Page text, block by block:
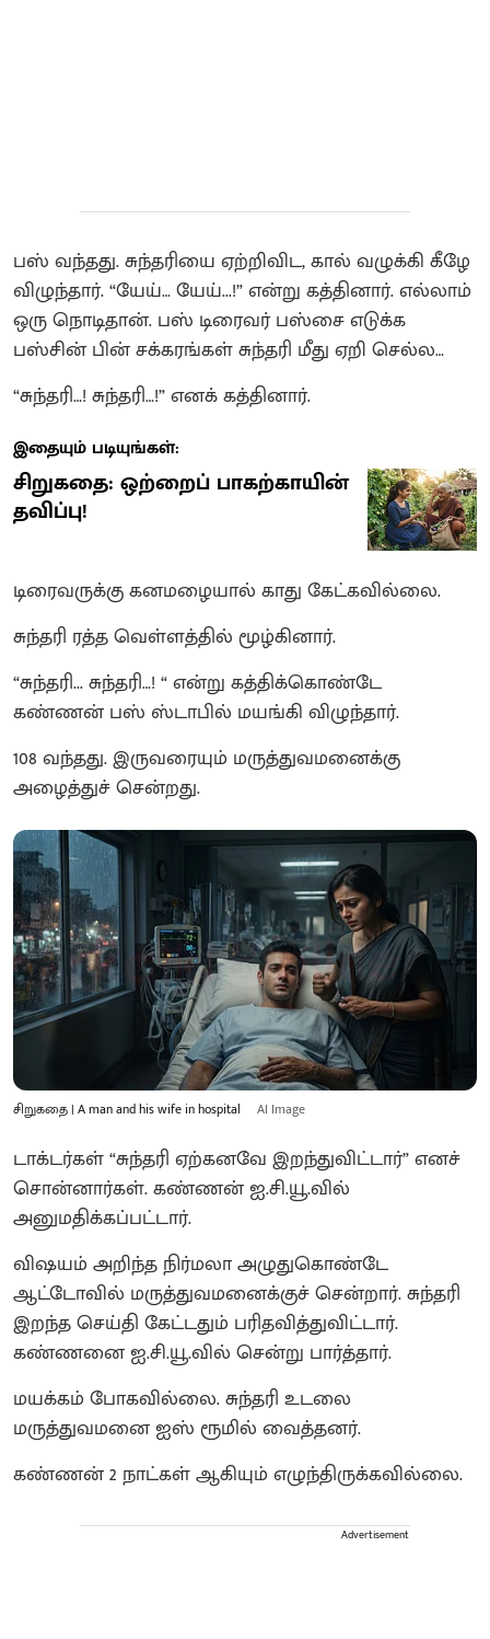
பஸ் வந்தது. சுந்தரியை ஏற்றிவிட, கால் வழுக்கி கீழே
விழுந்தார். “யேய்… யேய்...!” என்று கத்தினார். எல்லாம்
ஒரு நொடிதான். பஸ் டிரைவர் பஸ்சை எடுக்க
பஸ்சின் பின் சக்கரங்கள் சுந்தரி மீது ஏறி செல்ல…
“சுந்தரி…! சுந்தரி…!” எனக் கத்தினார்.
இதையும் படியுங்கள்:
சிறுகதை: ஒற்றைப் பாகற்காயின்
தவிப்பு!
டிரைவருக்கு கனமழையால் காது கேட்கவில்லை.
சுந்தரி ரத்த வெள்ளத்தில் மூழ்கினார்.
“சுந்தரி... சுந்தரி…! “ என்று கத்திக்கொண்டே
கண்ணன் பஸ் ஸ்டாபில் மயங்கி விழுந்தார்.
108 வந்தது. இருவரையும் மருத்துவமனைக்கு
அழைத்துச் சென்றது.
சிறுகதை | A man and his wife in hospital AI Image
டாக்டர்கள் “சுந்தரி ஏற்கனவே இறந்துவிட்டார்” எனச்
சொன்னார்கள். கண்ணன் ஐ.சி.யூ.வில்
அனுமதிக்கப்பட்டார்.
விஷயம் அறிந்த நிர்மலா அழுதுகொண்டே
ஆட்டோவில் மருத்துவமனைக்குச் சென்றார். சுந்தரி
இறந்த செய்தி கேட்டதும் பரிதவித்துவிட்டார்.
கண்ணனை ஐ.சி.யூ.வில் சென்று பார்த்தார்.
மயக்கம் போகவில்லை. சுந்தரி உடலை
மருத்துவமனை ஐஸ் ரூமில் வைத்தனர்.
கண்ணன் 2 நாட்கள் ஆகியும் எழுந்திருக்கவில்லை.
Advertisement